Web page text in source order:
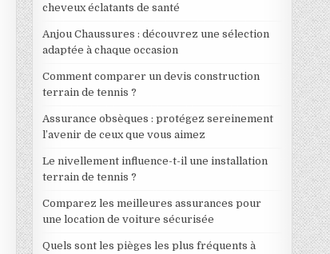
cheveux éclatants de santé
Anjou Chaussures : découvrez une sélection
adaptée à chaque occasion
Comment comparer un devis construction
terrain de tennis ?
Assurance obsèques : protégez sereinement
l’avenir de ceux que vous aimez
Le nivellement influence-t-il une installation
terrain de tennis ?
Comparez les meilleures assurances pour
une location de voiture sécurisée
Quels sont les pièges les plus fréquents à